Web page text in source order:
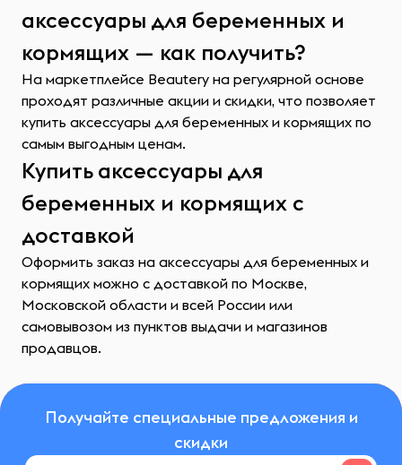
аксессуары для беременных и
кормящих — как получить?
На маркетплейсе Beautery на регулярной основе
проходят различные акции и скидки, что позволяет
купить аксессуары для беременных и кормящих по
самым выгодным ценам.
Купить аксессуары для
беременных и кормящих с
доставкой
Оформить заказ на аксессуары для беременных и
кормящих можно с доставкой по Москве,
Московской области и всей России или
самовывозом из пунктов выдачи и магазинов
продавцов.
Получайте специальные предложения и
скидки